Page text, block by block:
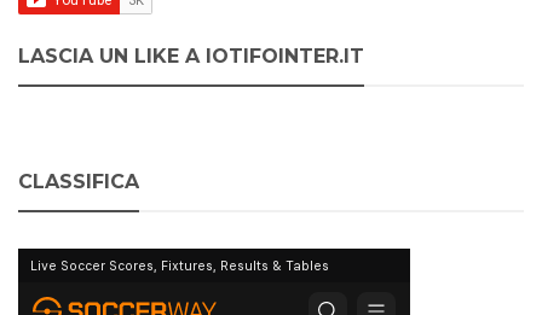
LASCIA UN LIKE A IOTIFOINTER.IT
CLASSIFICA